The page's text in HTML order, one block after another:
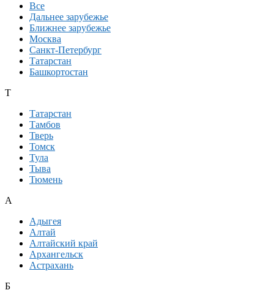
Все
Дальнее зарубежье
Ближнее зарубежье
Москва
Санкт-Петербург
Татарстан
Башкортостан
Т
Татарстан
Тамбов
Тверь
Томск
Тула
Тыва
Тюмень
А
Адыгея
Алтай
Алтайский край
Архангельск
Астрахань
Б